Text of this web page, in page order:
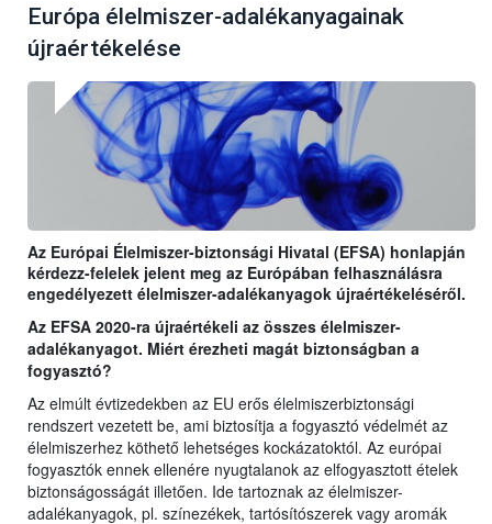
Európa élelmiszer-adalékanyagainak
újraértékelése
Az Európai Élelmiszer-biztonsági Hivatal (EFSA) honlapján
kérdezz-felelek jelent meg az Európában felhasználásra
engedélyezett élelmiszer-adalékanyagok újraértékeléséről.
Az EFSA 2020-ra újraértékeli az összes élelmiszer-
adalékanyagot. Miért érezheti magát biztonságban a
fogyasztó?
Az elmúlt évtizedekben az EU erős élelmiszerbiztonsági
rendszert vezetett be, ami biztosítja a fogyasztó védelmét az
élelmiszerhez köthető lehetséges kockázatoktól. Az európai
fogyasztók ennek ellenére nyugtalanok az elfogyasztott ételek
biztonságosságát illetően. Ide tartoznak az élelmiszer-
adalékanyagok, pl. színezékek, tartósítószerek vagy aromák